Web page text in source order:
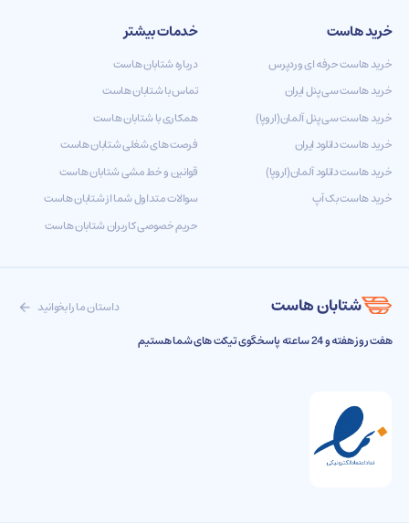
خرید هاست
خرید هاست حرفه ای وردپرس
خرید هاست سی پنل ایران
خرید هاست سی پنل آلمان(اروپا)
خرید هاست دانلود ایران
خرید هاست دانلود آلمان(اروپا)
خرید هاست بک آپ
خدمات بیشتر
درباره شتابان هاست
تماس با شتابان هاست
همکاری با شتابان هاست
فرصت های شغلی شتابان هاست
قوانین و خط مشی شتابان هاست
سوالات متداول شما از شتابان هاست
حریم خصوصی کاربران شتابان هاست
شتابان هاست
داستان ما را بخوانید
هفت روز هفته و 24 ساعته پاسخگوی تیکت های شما هستیم